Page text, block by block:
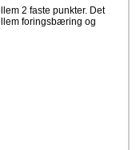
2 faste punkter. Det
foringsbæring og